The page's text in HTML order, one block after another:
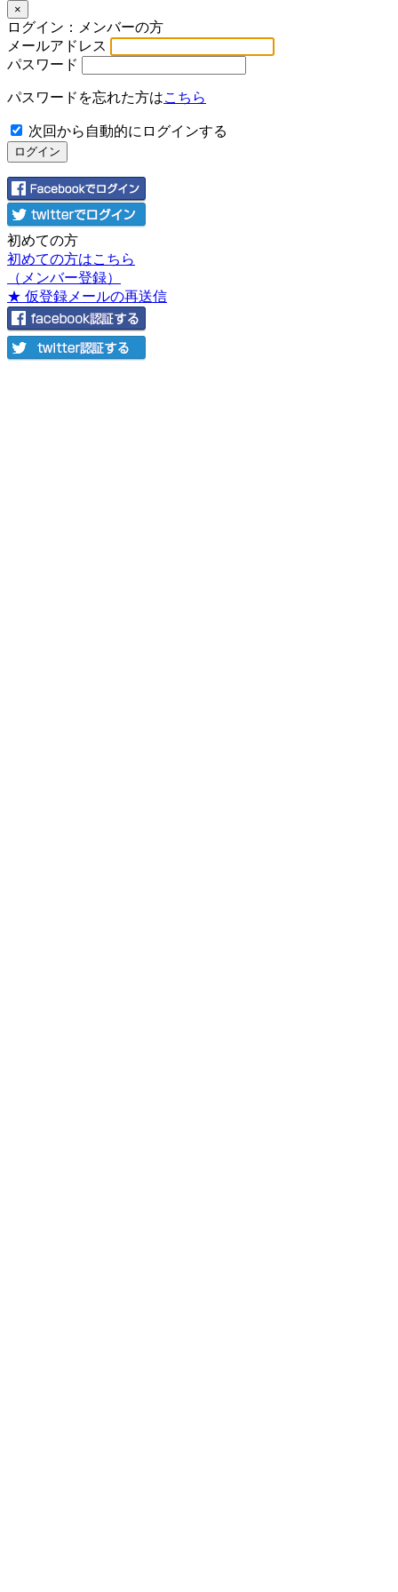
×
ログイン：メンバーの方
メールアドレス
パスワード
パスワードを忘れた方はこちら
次回から自動的にログインする
初めての方
初めての方はこちら
（メンバー登録）
★ 仮登録メールの再送信